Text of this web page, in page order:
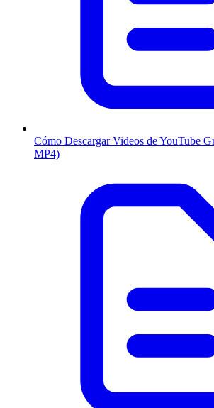
Cómo Descargar Videos de YouTube
MP4)